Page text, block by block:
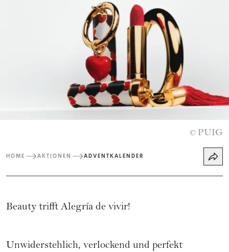
© PUIG
HOME AKTIONEN ADVENTKALENDER
Beauty trifft Alegría de vivir!
Unwiderstehlich, verlockend und perfekt